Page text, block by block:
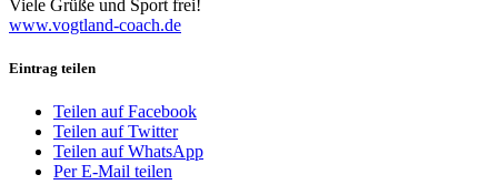
Viele Grüße und Sport frei!
www.vogtland-coach.de
Eintrag teilen
Teilen auf Facebook
Teilen auf Twitter
Teilen auf WhatsApp
Per E-Mail teilen